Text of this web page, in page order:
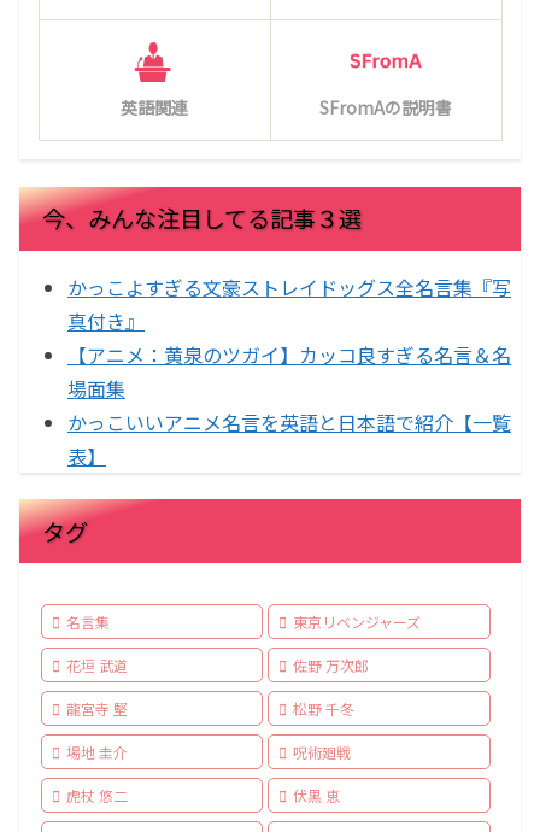
英語関連 SFromAの説明書
今、みんな注目してる記事３選
かっこよすぎる文豪ストレイドッグス全名言集『写
真付き』
【アニメ：黄泉のツガイ】カッコ良すぎる名言＆名
場面集
かっこいいアニメ名言を英語と日本語で紹介【一覧
表】
タグ
名言集 東京リベンジャーズ
花垣 武道 佐野 万次郎
龍宮寺 堅 松野 千冬
場地 圭介 呪術廻戦
虎杖 悠二 伏黒 恵